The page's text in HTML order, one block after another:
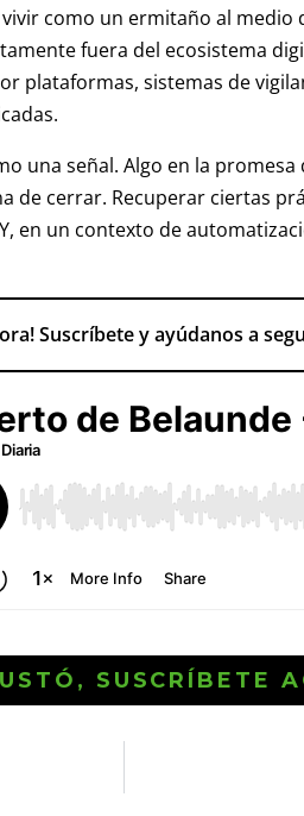
como un ermitaño al medio
fuera del ecosistema
plataformas, sistemas de
una señal. Algo en la
de cerrar. Recuperar ciertas
en un contexto de
Suscríbete y ayúdanos a
SUSCRÍBETE